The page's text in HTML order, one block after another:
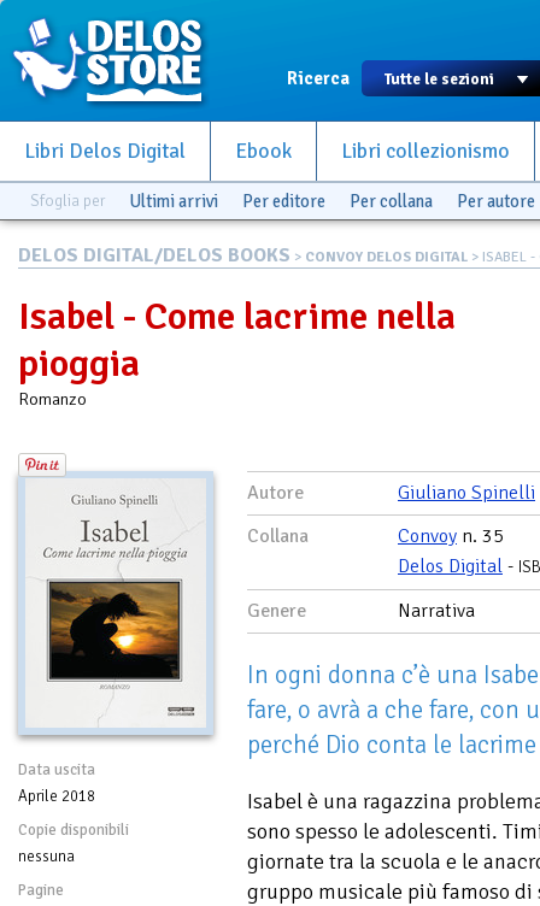
Ricerca
Libri Delos Digital Ebook Libri collezionismo
Sfoglia per Ultimi arrivi Per editore Per collana Per autore
DELOS DIGITAL/DELOS BOOKS > CONVOY DELOS DIGITAL > ISABEL -
Isabel - Come lacrime nella
pioggia
Romanzo
Data uscita
Aprile 2018
Copie disponibili
nessuna
Pagine
Autore
Giuliano Spinelli
Collana
Convoy n. 35
Delos Digital -
Genere Narrativa
In ogni donna c’è una
fare, o avrà a che fare, con
perché Dio conta le
Isabel è una ragazzina
sono spesso le adolescenti.
giornate tra la scuola e le
gruppo musicale più famoso di